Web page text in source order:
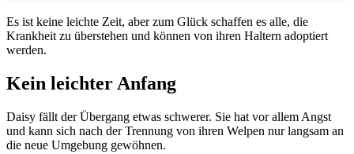
Es ist keine leichte Zeit, aber zum Glück schaffen es alle, die
Krankheit zu überstehen und können von ihren Haltern adoptiert
werden.
Kein leichter Anfang
Daisy fällt der Übergang etwas schwerer. Sie hat vor allem Angst
und kann sich nach der Trennung von ihren Welpen nur langsam an
die neue Umgebung gewöhnen.